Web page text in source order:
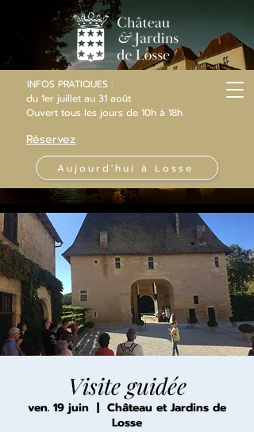
INFOS PRATIQUES :
du 1er juillet au 31 août
Ouvert tous les jours de 10h à 18h
Réservez
Aujourd'hui à Losse
Visite guidée
ven. 19 juin
  |
Château et Jardins de
Losse